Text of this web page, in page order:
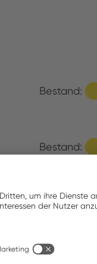
Bestand:
Bestand:
Bestand: